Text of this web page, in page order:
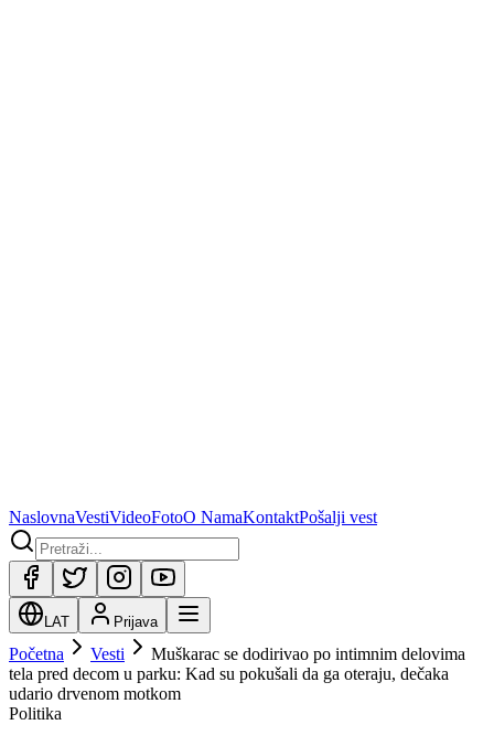
NaslovnaVestiVideoFotoO NamaKontaktPošalji vest
LAT Prijava
Početna Vesti
Muškarac se dodirivao po intimnim delovima
tela pred decom u parku: Kad su pokušali da ga oteraju, dečaka
udario drvenom motkom
Politika